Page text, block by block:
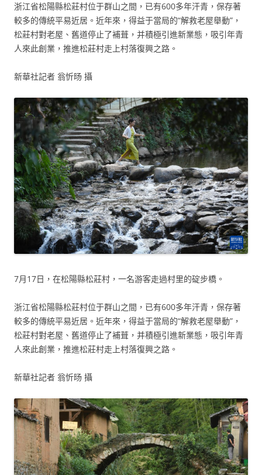
浙江省松陽縣松莊村位于群山之間，已有600多年汗青，保存著
較多的傳統平易近居。近年來，得益于當局的“解救老屋舉動”，
松莊村對老屋、舊道停止了補葺，并積極引進新業態，吸引年青
人來此創業，推進松莊村走上村落復興之路。
新華社記者 翁忻旸 攝
7月17日，在松陽縣松莊村，一名游客走過村里的碇步橋。
浙江省松陽縣松莊村位于群山之間，已有600多年汗青，保存著
較多的傳統平易近居。近年來，得益于當局的“解救老屋舉動”，
松莊村對老屋、舊道停止了補葺，并積極引進新業態，吸引年青
人來此創業，推進松莊村走上村落復興之路。
新華社記者 翁忻旸 攝